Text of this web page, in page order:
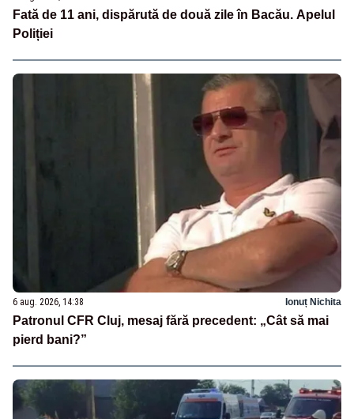
Fată de 11 ani, dispărută de două zile în Bacău. Apelul
Poliției
6 aug. 2026, 14:38 Ionuț Nichita
Patronul CFR Cluj, mesaj fără precedent: „Cât să mai
pierd bani?”